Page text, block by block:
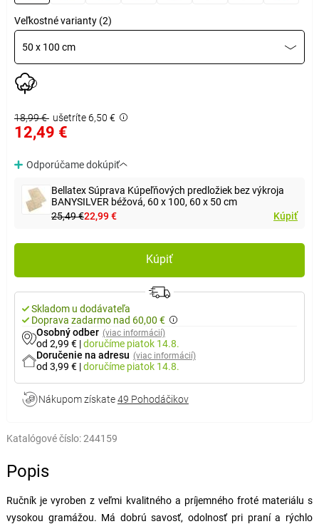
Veľkostné varianty (2)
50 x 100 cm
18,99 € ušetríte 6,50 €
12,49 €
Odporúčame dokúpiť
Bellatex Súprava Kúpeľňových predložiek bez výkroja
BANYSILVER béžová, 60 x 100, 60 x 50 cm
25,49 €22,99 € Kúpiť
Kúpiť
Skladom u dodávateľa
Doprava zadarmo nad 60,00 €
Osobný odber (viac informácií)
od 2,99 € |doručíme piatok 14.8.
Doručenie na adresu (viac informácií)
od 3,99 € |doručíme piatok 14.8.
Nákupom získate49 Pohodáčikov
Katalógové číslo:244159
Popis
Ručník je vyroben z veľmi kvalitného a príjemného froté materiálu s
vysokou gramážou. Má dobrú savosť, odolnosť pri praní a rýchlo